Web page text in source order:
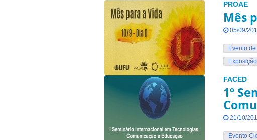
PROAE
Mês
05/09/
Evento
Exposição
FACED
1º
21/10/
Evento